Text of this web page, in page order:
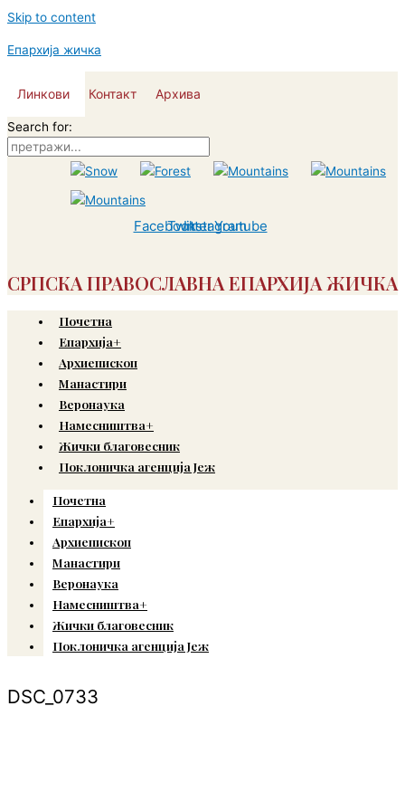
Skip to content
Епархија жичка
Линкови Контакт Архива
Search for:
Facebook
Twitter
Instagram
Youtube
СРПСКА ПРАВОСЛАВНА ЕПАРХИЈА ЖИЧКА
Почетна
Епархија+
Архиепископ
Манастири
Веронаука
Намесништва+
Жички благовесник
Поклоничка агенција Јеж
Почетна
Епархија+
Архиепископ
Манастири
Веронаука
Намесништва+
Жички благовесник
Поклоничка агенција Јеж
DSC_0733